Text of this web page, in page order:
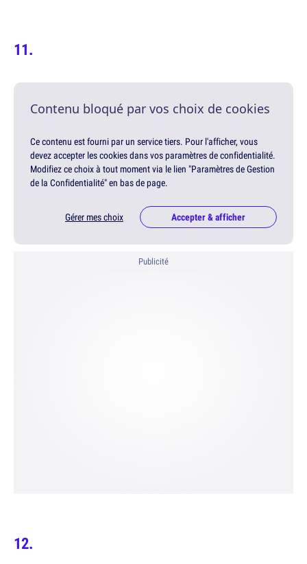
Contenu bloqué par vos choix de cookies
Ce contenu est fourni par un service tiers. Pour l'afficher, vous
devez accepter les cookies dans vos paramètres de confidentialité.
Modifiez ce choix à tout moment via le lien "Paramètres de Gestion
de la Confidentialité" en bas de page.
Gérer mes choix Accepter & afficher
Publicité